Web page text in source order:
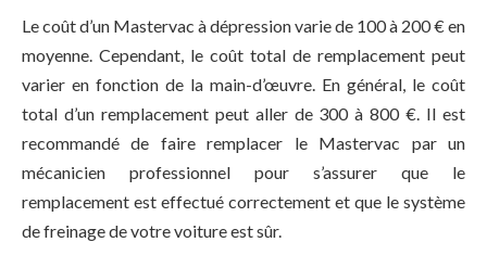
Le coût d’un Mastervac à dépression varie de 100 à 200 € en
moyenne. Cependant, le coût total de remplacement peut
varier en fonction de la main-d’œuvre. En général, le coût
total d’un remplacement peut aller de 300 à 800 €. Il est
recommandé de faire remplacer le Mastervac par un
mécanicien professionnel pour s’assurer que le
remplacement est effectué correctement et que le système
de freinage de votre voiture est sûr.